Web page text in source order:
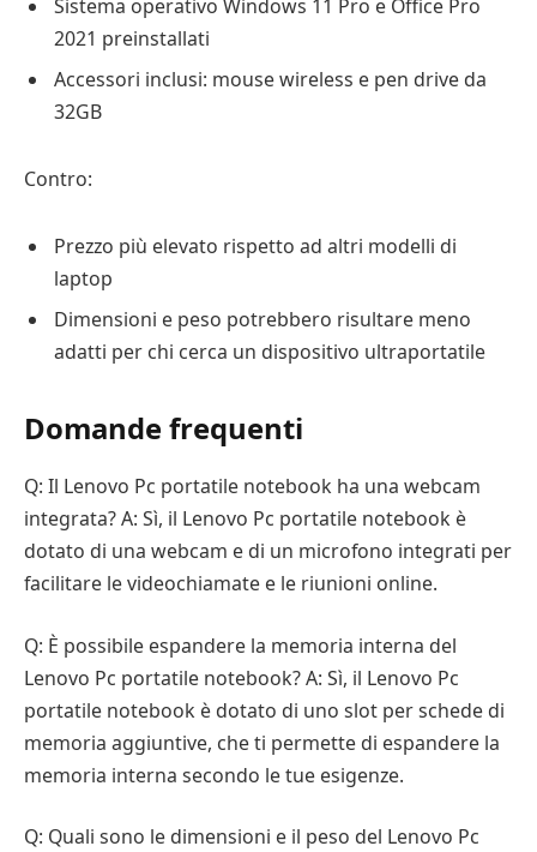
Sistema operativo Windows 11 Pro e Office Pro
2021 preinstallati
Accessori inclusi: mouse wireless e pen drive da
32GB
Contro:
Prezzo più elevato rispetto ad altri modelli di
laptop
Dimensioni e peso potrebbero risultare meno
adatti per chi cerca un dispositivo ultraportatile
Domande frequenti
Q: Il Lenovo Pc portatile notebook ha una webcam
integrata? A: Sì, il Lenovo Pc portatile notebook è
dotato di una webcam e di un microfono integrati per
facilitare le videochiamate e le riunioni online.
Q: È possibile espandere la memoria interna del
Lenovo Pc portatile notebook? A: Sì, il Lenovo Pc
portatile notebook è dotato di uno slot per schede di
memoria aggiuntive, che ti permette di espandere la
memoria interna secondo le tue esigenze.
Q: Quali sono le dimensioni e il peso del Lenovo Pc